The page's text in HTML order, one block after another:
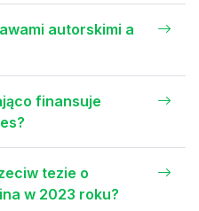
autorskimi a
finansuje
tezie o
w 2023 roku?